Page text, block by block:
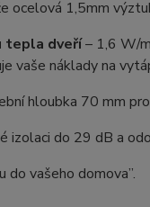
ocelová 1,5mm
tepla dveří–⁠ 1,6 W/m
vaše náklady na
hloubka 70 mm pro
izolaci do 29 dB a
do vašeho domova”.